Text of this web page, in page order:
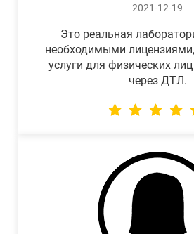
2021-12-19
Это реальная
необходимыми
услуги для физических
через ДТЛ.